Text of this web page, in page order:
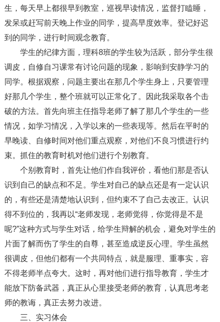
生，每天早上都很早到教室，巡视早读情况，监督打瞌睡，
发呆或赶写前天晚上作业的同学，提高早度效率。登记好迟
到的同学，进行时间观念教育。
学生的纪律方面，理科8班的学生较为活跃，部分学生很
调皮，自修自习课常有讨论问题的现象，影响到安静学习的
同学。根据观察，问题主要出在那几个学生身上，只要管理
好那几个学生，整个班就可以正常化了。因此我采取各个击
破的方法。首先向班主任指导老师了解了那几个学生的一些
情况，如学习情况，入学以来的一些表现等。然后在平时的
早晚读、自修时间对他们重点观察，对他们不良习惯进行约
束。抓住的教育时机对他们进行个别教育。
个别教育时，首先让他们作自我评价，看他们那是否认
识到自己的缺点和不足。学生对自己的缺点还是有一定认识
的，有些还是清楚地认识到，但约束不了自己去改正。认识
得不到位的，我再以“老师发现，老师觉得，你觉得是不是
呢?”这种方式与学生对话，给学生辩解的机会，避免对学生的
片面了解而伤了学生的自尊，甚至造成逆反心理。学生虽然
很调皮，但他们都有一个共同特点，就是服理、重事实，容
不得老师半点夸大。这时，再对他们进行指导教育，学生才
能放下防备武器，真正从心里接受老师的教育，认真思考老
师的教诲，真正去努力改进。
三、实习体会